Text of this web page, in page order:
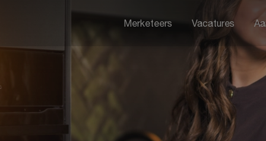
Merketeers Vacatures